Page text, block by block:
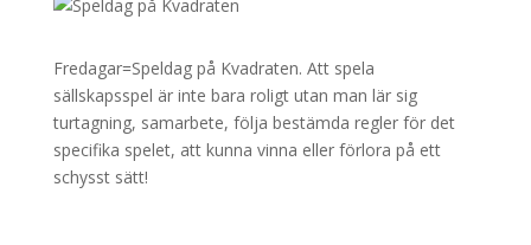
Fredagar=Speldag på Kvadraten. Att spela
sällskapsspel är inte bara roligt utan man lär sig
turtagning, samarbete, följa bestämda regler för det
specifika spelet, att kunna vinna eller förlora på ett
schysst sätt!